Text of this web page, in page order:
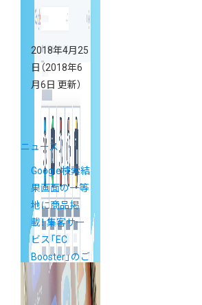
2018年4月25
日 （2018年6
月6日 更新）
ニュース
Google検索結
果画面の一等
地に商品掲
載！ 集客サー
ビス「EC
Booster」のご
案内